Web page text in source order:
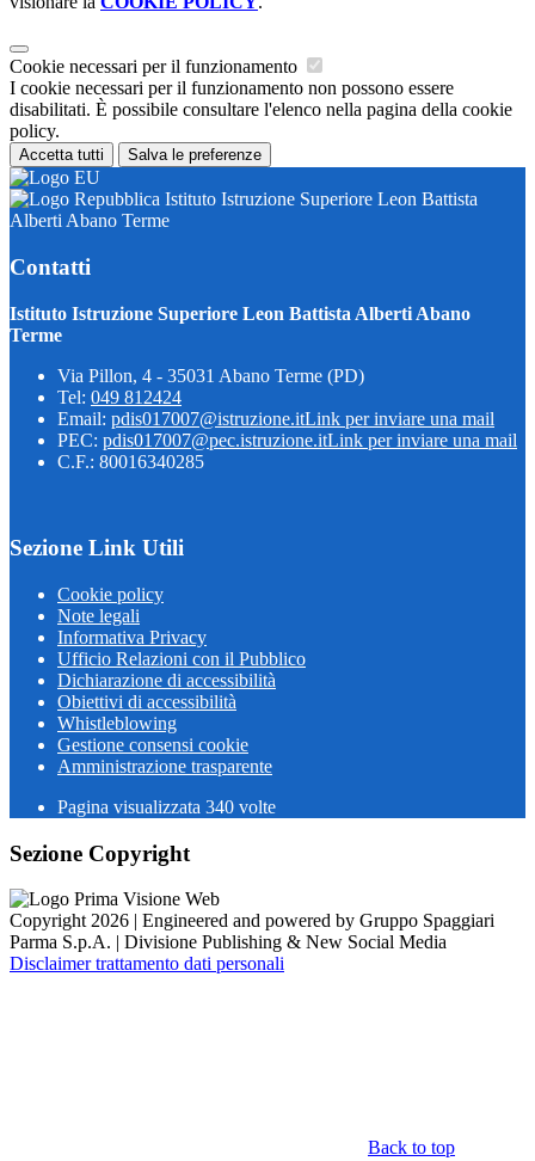
Cookie necessari per il funzionamento
I cookie necessari per il funzionamento non possono essere
disabilitati. È possibile consultare l'elenco nella pagina della cookie
policy.
Accetta tutti Salva le preferenze
Istituto Istruzione Superiore Leon Battista
Alberti Abano Terme
Contatti
Istituto Istruzione Superiore Leon Battista Alberti Abano
Terme
Via Pillon, 4 - 35031 Abano Terme (PD)
Tel: 049 812424
Email: pdis017007@istruzione.itLink per inviare una mail
PEC: pdis017007@pec.istruzione.itLink per inviare una mail
C.F.: 80016340285
Sezione Link Utili
Cookie policy
Note legali
Informativa Privacy
Ufficio Relazioni con il Pubblico
Dichiarazione di accessibilità
Obiettivi di accessibilità
Whistleblowing
Gestione consensi cookie
Amministrazione trasparente
Pagina visualizzata 340 volte
Sezione Copyright
Copyright 2026 | Engineered and powered by Gruppo Spaggiari
Parma S.p.A. | Divisione Publishing & New Social Media
Disclaimer trattamento dati personali
Back to top